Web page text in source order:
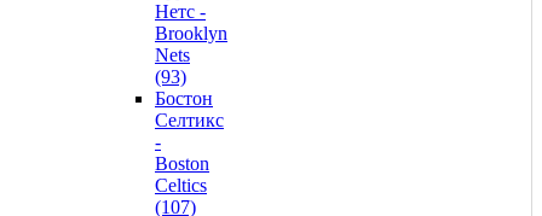
Нетс -
Brooklyn
Nets
(93)
Бостон
Селтикс
-
Boston
Celtics
(107)